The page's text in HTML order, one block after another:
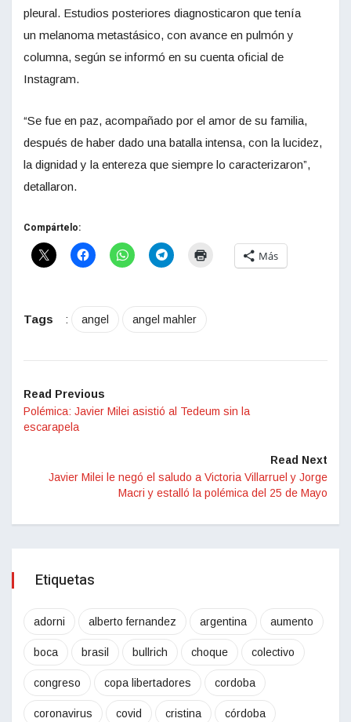
pleural. Estudios posteriores diagnosticaron que tenía
un melanoma metastásico, con avance en pulmón y
columna, según se informó en su cuenta oficial de
Instagram.
“Se fue en paz, acompañado por el amor de su familia,
después de haber dado una batalla intensa, con la lucidez,
la dignidad y la entereza que siempre lo caracterizaron”,
detallaron.
Compártelo:
Más
Tags : angel angel mahler
Read Previous
Polémica: Javier Milei asistió al Tedeum sin la
escarapela
Read Next
Javier Milei le negó el saludo a Victoria Villarruel y Jorge
Macri y estalló la polémica del 25 de Mayo
Etiquetas
adorni alberto fernandez argentina aumento
boca brasil bullrich choque colectivo
congreso copa libertadores cordoba
coronavirus covid cristina córdoba